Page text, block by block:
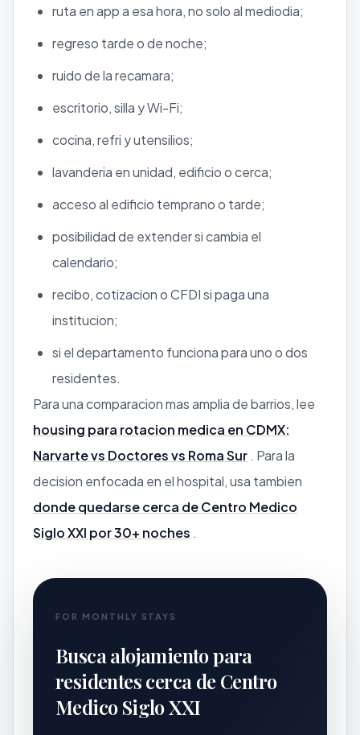
ruta en app a esa hora, no solo al mediodia;
regreso tarde o de noche;
ruido de la recamara;
escritorio, silla y Wi-Fi;
cocina, refri y utensilios;
lavanderia en unidad, edificio o cerca;
acceso al edificio temprano o tarde;
posibilidad de extender si cambia el
calendario;
recibo, cotizacion o CFDI si paga una
institucion;
si el departamento funciona para uno o dos
residentes.
Para una comparacion mas amplia de barrios, lee
housing para rotacion medica en CDMX:
Narvarte vs Doctores vs Roma Sur . Para la
decision enfocada en el hospital, usa tambien
donde quedarse cerca de Centro Medico
Siglo XXI por 30+ noches .
FOR MONTHLY STAYS
Busca alojamiento para
residentes cerca de Centro
Medico Siglo XXI